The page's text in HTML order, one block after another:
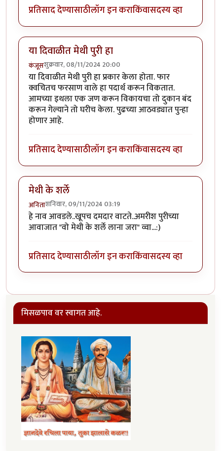
प्रतिसाद देण्यासाठीलॉग इन कराकिंवासदस्य व्हा
या दिवाळीत मेथी पुरी हा
कंजूसशुक्रवार, 08/11/2024 20:00
या दिवाळीत मेथी पुरी हा प्रकार केला होता. फार
क्वचितच फरसाण वाले हा पदार्थ करून विकतात.
आमच्या इथला एक जण करून विकायचा तो दुकान बंद
करून गेल्याने तो घरीच केला. पुढच्या आठवड्यात पुन्हा
होणार आहे.
प्रतिसाद देण्यासाठीलॉग इन कराकिंवासदस्य व्हा
मेथी के शर्ले
अनिताशनिवार, 09/11/2024 03:19
हे नाव आवडले..खूपच दमदार वाटते..अमरीश पुरीच्या
आवाजात "वो मेथी के शर्ले लाना जरा" व्वा...:)
प्रतिसाद देण्यासाठीलॉग इन कराकिंवासदस्य व्हा
मिसळपाव वर स्वागत आहे.